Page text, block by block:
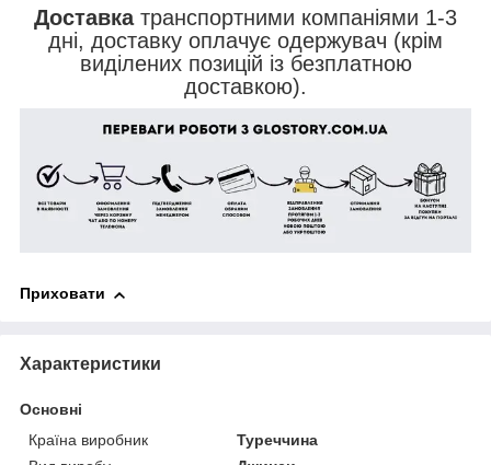
Доставкатранспортними компаніями 1-3
дні, доставку оплачує одержувач (крім
виділених позицій із безплатною
доставкою).
Приховати
Характеристики
Основні
Країна виробник
Туреччина